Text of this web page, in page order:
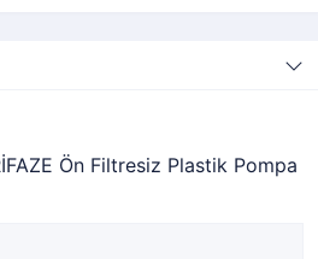
Ön Filtresiz Plastik Pompa